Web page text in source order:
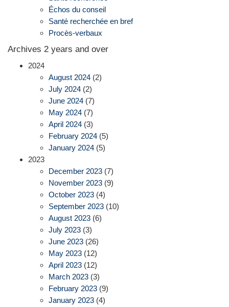
Échos du conseil
Santé recherchée en bref
Procès-verbaux
Archives 2 years and over
2024
August 2024 (2)
July 2024 (2)
June 2024 (7)
May 2024 (7)
April 2024 (3)
February 2024 (5)
January 2024 (5)
2023
December 2023 (7)
November 2023 (9)
October 2023 (4)
September 2023 (10)
August 2023 (6)
July 2023 (3)
June 2023 (26)
May 2023 (12)
April 2023 (12)
March 2023 (3)
February 2023 (9)
January 2023 (4)